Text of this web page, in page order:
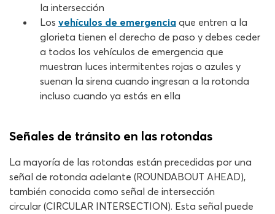
la intersección
Los vehículos de emergencia que entren a la
glorieta tienen el derecho de paso y debes ceder
a todos los vehículos de emergencia que
muestran luces intermitentes rojas o azules y
suenan la sirena cuando ingresan a la rotonda
incluso cuando ya estás en ella
Señales de tránsito en las rotondas
La mayoría de las rotondas están precedidas por una
señal de rotonda adelante (ROUNDABOUT AHEAD),
también conocida como señal de intersección
circular (CIRCULAR INTERSECTION). Esta señal puede